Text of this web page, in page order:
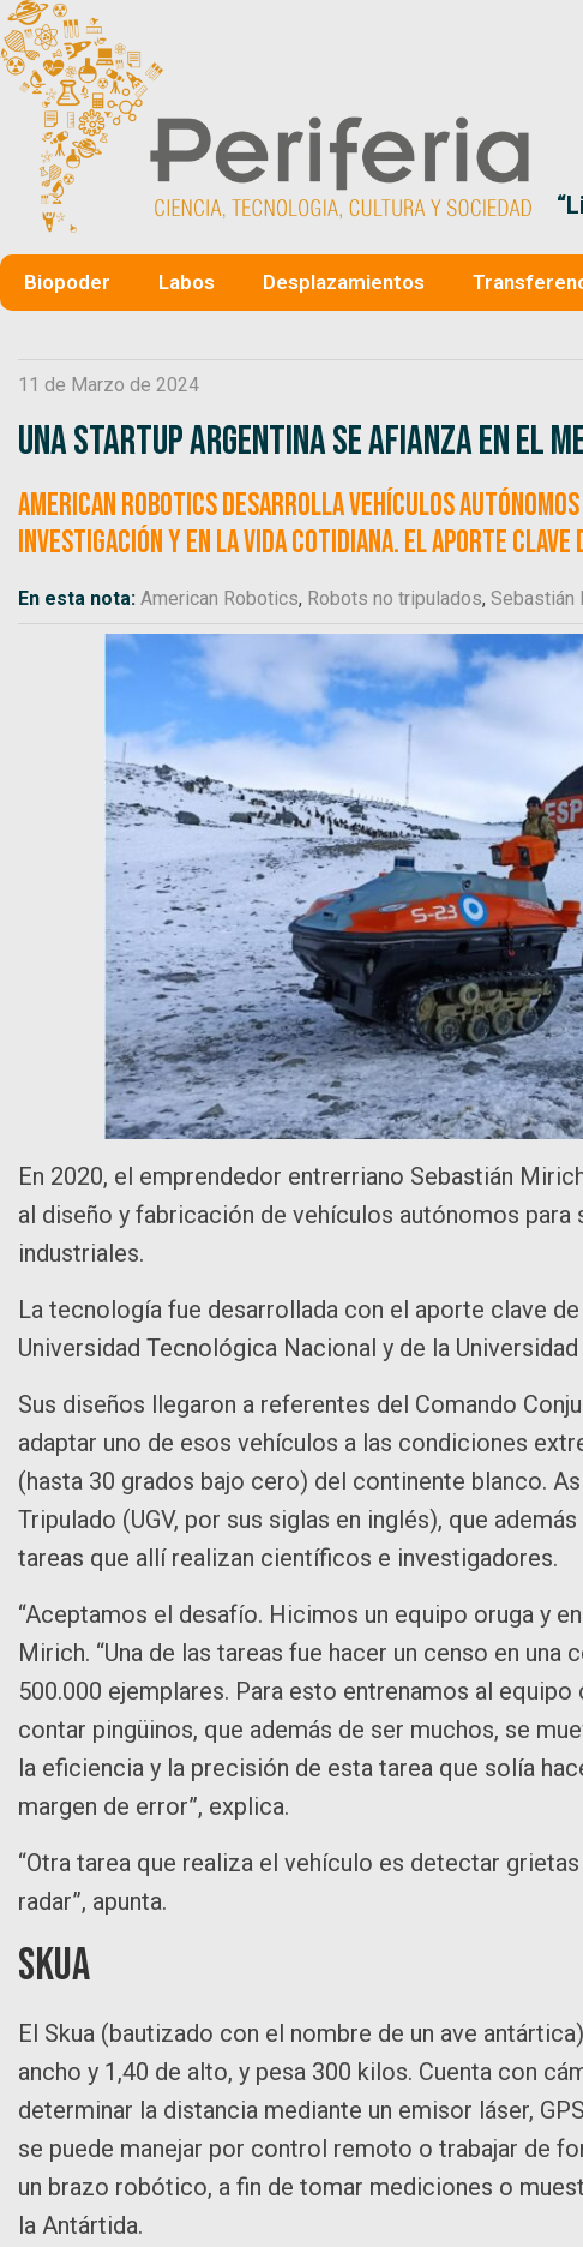
Biopoder Labos Desplazamientos
11 de Marzo de 2024
Una startup argentina se afianza en el
American Robotics desarrolla vehículos autónomos
investigación y en la vida cotidiana. El aporte clave
En esta nota: American Robotics, Robots no tripulados, Sebastián
En 2020, el emprendedor entrerriano Sebastián
al diseño y fabricación de vehículos autónomos
industriales.
La tecnología fue desarrollada con el aporte clave
Universidad Tecnológica Nacional y de la
Sus diseños llegaron a referentes del Comando
adaptar uno de esos vehículos a las condiciones
(hasta 30 grados bajo cero) del continente blanco.
Tripulado (UGV, por sus siglas en inglés), que
tareas que allí realizan científicos e investigadores.
“Aceptamos el desafío. Hicimos un equipo oruga y
Mirich. “Una de las tareas fue hacer un censo en
500.000 ejemplares. Para esto entrenamos al
contar pingüinos, que además de ser muchos, se
la eficiencia y la precisión de esta tarea que solía
margen de error”, explica.
“Otra tarea que realiza el vehículo es detectar
radar”, apunta.
SKUA
El Skua (bautizado con el nombre de un ave
ancho y 1,40 de alto, y pesa 300 kilos. Cuenta con
determinar la distancia mediante un emisor láser,
se puede manejar por control remoto o trabajar de
un brazo robótico, a fin de tomar mediciones o
la Antártida.